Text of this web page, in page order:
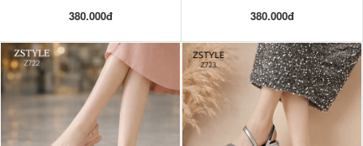
380.000đ
380.000đ